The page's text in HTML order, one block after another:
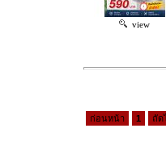
view
ก่อนหน้า 1 ถัด